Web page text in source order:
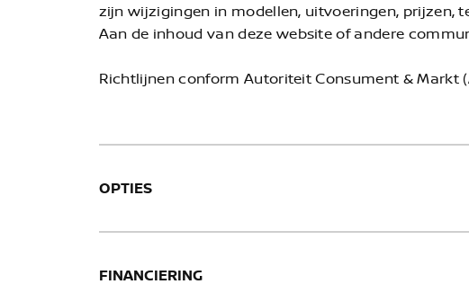
zijn wijzigingen in modellen, uitvoeringen, prijzen,
Aan de inhoud van deze website of andere
Richtlijnen conform Autoriteit Consument & Markt
OPTIES
FINANCIERING